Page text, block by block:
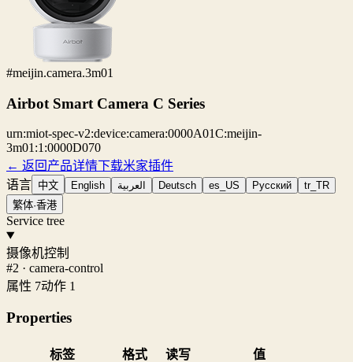
#meijin.camera.3m01
Airbot Smart Camera C Series
urn:miot-spec-v2:device:camera:0000A01C:meijin-
3m01:1:0000D070
← 返回产品详情下载米家插件
语言 中文 English العربية Deutsch es_US Русский
tr_TR
繁体·香港
Service tree
摄像机控制
#2 · camera-control
属性 7动作 1
Properties
标签 格式 读写
值